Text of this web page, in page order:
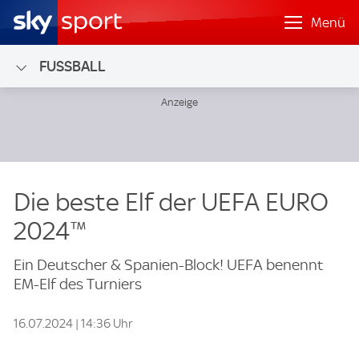
Menü
FUSSBALL
Die beste Elf der UEFA EURO
2024™
Ein Deutscher & Spanien-Block! UEFA benennt
EM-Elf des Turniers
16.07.2024 | 14:36 Uhr